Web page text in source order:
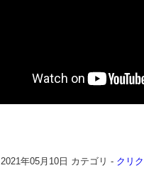
2021年05月10日 カテゴリ - クリ